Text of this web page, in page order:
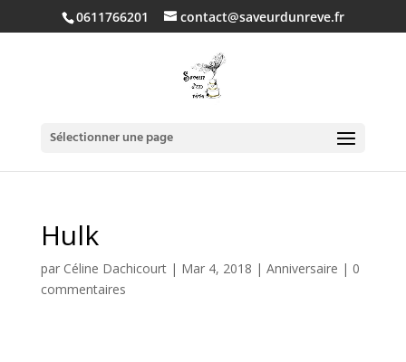
0611766201 contact@saveurdunreve.fr
Sélectionner une page
Hulk
par Céline Dachicourt| Mar 4, 2018 | Anniversaire | 0
commentaires